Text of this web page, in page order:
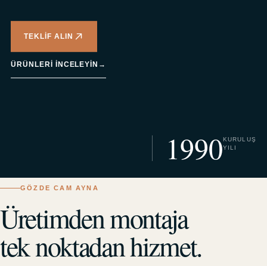
TEKLIF ALIN
ÜRÜNLERI INCELEYIN →
1990KURULUŞ
YILI
GÖZDE CAM AYNA
Üretimden montaja
tek noktadan hizmet.